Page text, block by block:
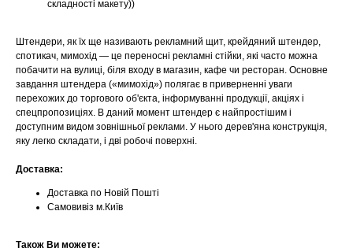
складності макету))
Штендери, як їх ще називають рекламний щит, крейдяний штендер,
спотикач, мимохід — це переносні рекламні стійки, які часто можна
побачити на вулиці, біля входу в магазин, кафе чи ресторан. Основне
завдання штендера («мимохід») полягає в приверненні уваги
перехожих до торгового об'єкта, інформуванні продукції, акціях і
спецпропозиціях. В даний момент штендер є найпростішим і
доступним видом зовнішньої реклами. У нього дерев'яна конструкція,
яку легко складати, і дві робочі поверхні.
Доставка:
Доставка по Новій Пошті
Самовивіз м.Київ
Також Ви можете: